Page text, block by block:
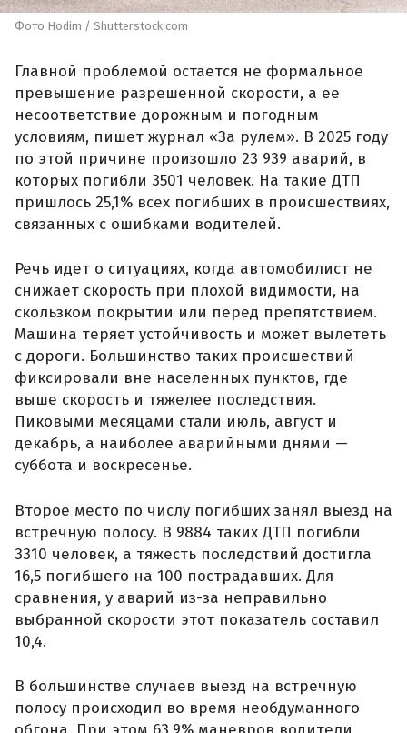
Фото Hodim / Shutterstock.com
Главной проблемой остается не формальное
превышение разрешенной скорости, а ее
несоответствие дорожным и погодным
условиям, пишет журнал «За рулем». В 2025 году
по этой причине произошло 23 939 аварий, в
которых погибли 3501 человек. На такие ДТП
пришлось 25,1% всех погибших в происшествиях,
связанных с ошибками водителей.
Речь идет о ситуациях, когда автомобилист не
снижает скорость при плохой видимости, на
скользком покрытии или перед препятствием.
Машина теряет устойчивость и может вылететь
с дороги. Большинство таких происшествий
фиксировали вне населенных пунктов, где
выше скорость и тяжелее последствия.
Пиковыми месяцами стали июль, август и
декабрь, а наиболее аварийными днями —
суббота и воскресенье.
Второе место по числу погибших занял выезд на
встречную полосу. В 9884 таких ДТП погибли
3310 человек, а тяжесть последствий достигла
16,5 погибшего на 100 пострадавших. Для
сравнения, у аварий из-за неправильно
выбранной скорости этот показатель составил
10,4.
В большинстве случаев выезд на встречную
полосу происходил во время необдуманного